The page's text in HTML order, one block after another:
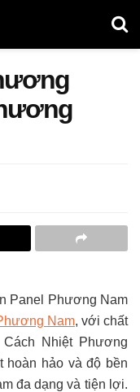
Panel Phương Nam
Nam, với chất
Nhiệt Phương
hoàn hảo và độ bền
đa dạng và tiện lợi.